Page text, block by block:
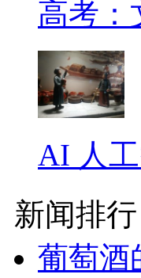
高考：
AI 人
新闻排行
葡萄酒